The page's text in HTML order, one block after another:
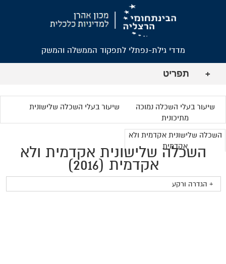
מדדי גילת-נפתלי לתפקוד הממשלה והמשק
+ תפריט
שיעור בעלי השכלה נמוכה
מתיכונית
שיעור בעלי השכלה שלישונית
השכלה שלישונית אקדמית ולא
אקדמית
השכלה שלישונית אקדמית ולא
אקדמית (2016)
+ הגדרה ורקע